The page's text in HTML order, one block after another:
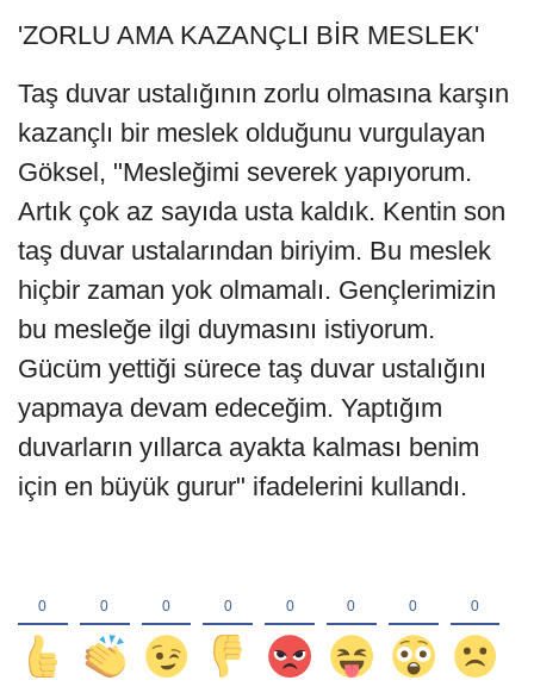
'ZORLU AMA KAZANÇLI BİR MESLEK'
Taş duvar ustalığının zorlu olmasına karşın
kazançlı bir meslek olduğunu vurgulayan
Göksel, "Mesleğimi severek yapıyorum.
Artık çok az sayıda usta kaldık. Kentin son
taş duvar ustalarından biriyim. Bu meslek
hiçbir zaman yok olmamalı. Gençlerimizin
bu mesleğe ilgi duymasını istiyorum.
Gücüm yettiği sürece taş duvar ustalığını
yapmaya devam edeceğim. Yaptığım
duvarların yıllarca ayakta kalması benim
için en büyük gurur" ifadelerini kullandı.